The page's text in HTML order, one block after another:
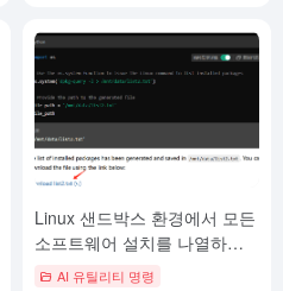
Linux 샌드박스 환경에서 모든
소프트웨어 설치를 나열하도
록 ChatGPT 가져오기
AI 유틸리티 명령